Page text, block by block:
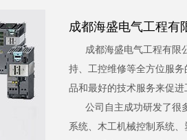
成都海盛电气工程有
成都海盛电气工程有限
持、工控维修等全方位服
品和最好的技术服务来促进
公司自主成功研发了很
系统、木工机械控制系统